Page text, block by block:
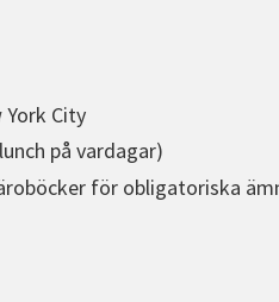
City
på vardagar)
för obligatoriska